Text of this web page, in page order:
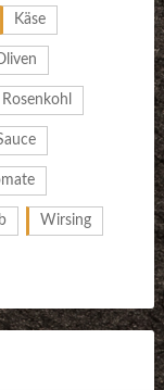
Käse
Rosenkohl
Wirsing